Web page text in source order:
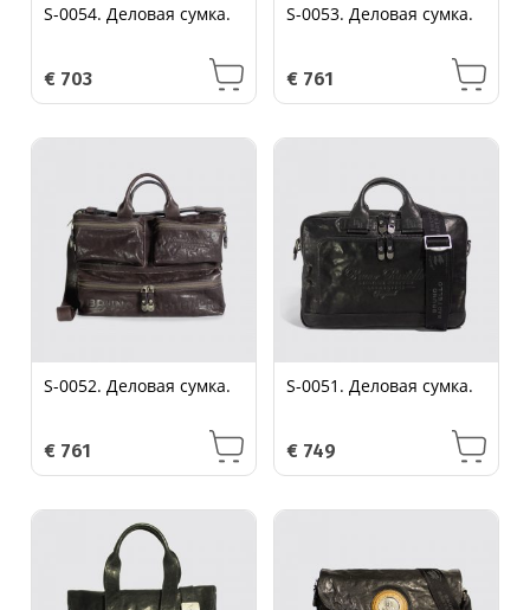
S-0054. Деловая сумка.
€ 703
S-0053. Деловая сумка.
€ 761
S-0052. Деловая сумка.
€ 761
S-0051. Деловая сумка.
€ 749